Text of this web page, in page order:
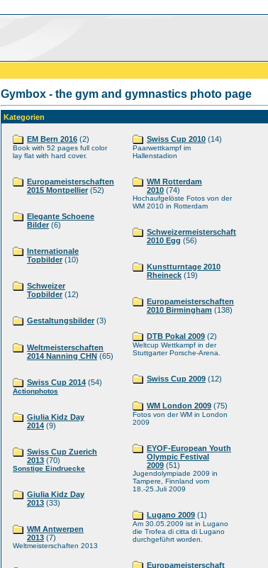
Gymbox - the gym and gymnastics photo page
Kategorien
EM Bern 2016 (2)
Book with 52 pages full color
lay flat with hard cover.
Europameisterschaften
2015 Montpellier(52)
Elegante Schoene
Bilder(6)
Internationale
Topbilder(10)
Schweizer
Topbilder(12)
Gestaltungsbilder(3)
Weltmeisterschaften
2014 Nanning CHN (65)
Swiss Cup 2014 (54)
Actionphotos
Giulia Kidz Day
2014 (9)
Swiss Cup Zuerich
2013 (70)
Sonstige Eindruecke
Giulia Kidz Day
2013 (33)
WM Antwerpen
2013 (7)
Weltmeisterschaften 2013
Swiss Cup 2010 (14)
Paarwettkampf im
Hallenstadion
WM Rotterdam
2010 (74)
Hochaufgelöste Fotos von der
WM 2010 in Rotterdam
Schweizermeisterschaft
2010 Egg (56)
Kunstturntage 2010
Rheineck (19)
Europameisterschaften
2010 Birmingham (138)
DTB Pokal 2009 (2)
Weltcup Wettkampf in der
Stuttgarter Porsche-Arena.
Swiss Cup 2009 (12)
WM London 2009 (75)
Fotos von der WM in London
2009
EYOF-European Youth
Olympic Festival
2009 (51)
Jugendolympiade 2009 in
Tampere, Finnland vom
18.-25.Juli 2009
Lugano 2009 (1)
Am 30.05.2009 ist in Lugano
die Trofea di citta di Lugano
durchgeführt worden.
Europameisterschaft